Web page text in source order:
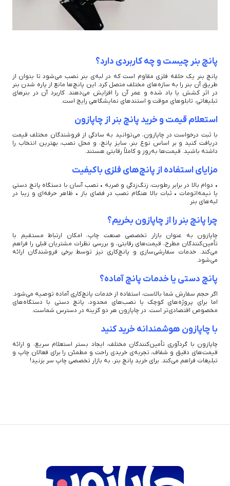
پانچ بنر چیست و چه کاربردی دارد؟
پانچ بنر یک حلقه فلزی مقاوم است که در لبه‌ی بنر نصب می‌شود تا بتوان از
طریق آن بنر را به سازه‌های مختلف متصل کرد. این پانچ‌ها مانع از پاره شدن بنر
در اثر کشش یا باد شده و عمر آن را افزایش می‌دهند. کاربرد آن در بنرهای
تبلیغاتی، تابلوهای موقت و استندهای نمایشگاهی رایج است.
استعلام قیمت و خرید پانچ بنر از چاپازون
با ثبت درخواست در چاپازون، می‌توانید به سادگی از فروشندگان مختلف قیمت
دریافت کنید و بر اساس نوع بنر، سایز پانچ، و محل نصب، بهترین انتخاب را
داشته باشید. قیمت‌ها به‌روز و کاملاً رقابتی هستند.
مزایای استفاده از پانچ‌های فلزی باکیفیت
• دوام بالا در برابر رطوبت، زنگ‌زدگی و ضربه • نصب آسان با دستگاه پانچ دستی
یا نیمه‌اتومات • ثبات بالا هنگام نصب در فضای باز • ظاهر حرفه‌ای و زیبا در
لبه‌های بنر
چرا پانچ بنر را از چاپازون بخریم؟
چاپازون به عنوان بازار تخصصی صنعت چاپ، امکان ارتباط مستقیم با
تأمین‌کنندگان مطرح، قیمت‌های رقابتی، و بررسی نظرات مشتریان قبلی را فراهم
می‌کند. خدمات سفارشی‌سازی و پانچ‌کاری نیز توسط برخی فروشندگان ارائه
می‌شود.
پانچ دستی یا خدمات پانچ آماده؟
اگر حجم سفارش شما بالاست، استفاده از خدمات پانچ‌کاری آماده توصیه می‌شود.
اما برای پروژه‌های کوچک یا نصب‌های محدود، پانچ دستی با دستگاه‌های
مخصوص اقتصادی‌تر است. در چاپازون هر دو گزینه در دسترس شماست.
با چاپازون هوشمندانه خرید کنید
چاپازون با گردآوری تأمین‌کنندگان مختلف، ایجاد بستر استعلام سریع، و ارائه
قیمت‌های دقیق و شفاف، تجربه‌ی خریدی راحت و مطمئن را برای فعالان چاپ و
تبلیغات فراهم می‌کند. برای خرید پانچ بنر، به بازار تخصصی چاپ سر بزنید!